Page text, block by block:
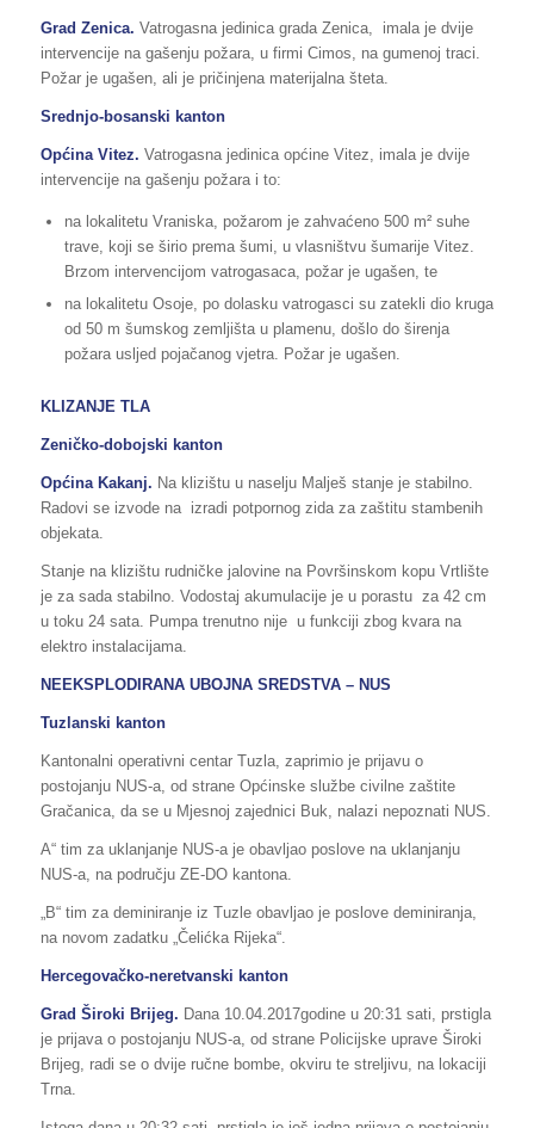
Grad Zenica. Vatrogasna jedinica grada Zenica, imala je dvije
intervencije na gašenju požara, u firmi Cimos, na gumenoj traci.
Požar je ugašen, ali je pričinjena materijalna šteta.
Srednjo-bosanski kanton
Općina Vitez. Vatrogasna jedinica općine Vitez, imala je dvije
intervencije na gašenju požara i to:
na lokalitetu Vraniska, požarom je zahvaćeno 500 m² suhe
trave, koji se širio prema šumi, u vlasništvu šumarije Vitez.
Brzom intervencijom vatrogasaca, požar je ugašen, te
na lokalitetu Osoje, po dolasku vatrogasci su zatekli dio kruga
od 50 m šumskog zemljišta u plamenu, došlo do širenja
požara usljed pojačanog vjetra. Požar je ugašen.
KLIZANJE TLA
Zeničko-dobojski kanton
Općina Kakanj. Na klizištu u naselju Malješ stanje je stabilno.
Radovi se izvode na izradi potpornog zida za zaštitu stambenih
objekata.
Stanje na klizištu rudničke jalovine na Površinskom kopu Vrtlište
je za sada stabilno. Vodostaj akumulacije je u porastu za 42 cm
u toku 24 sata. Pumpa trenutno nije u funkciji zbog kvara na
elektro instalacijama.
NEEKSPLODIRANA UBOJNA SREDSTVA – NUS
Tuzlanski kanton
Kantonalni operativni centar Tuzla, zaprimio je prijavu o
postojanju NUS-a, od strane Općinske službe civilne zaštite
Gračanica, da se u Mjesnoj zajednici Buk, nalazi nepoznati NUS.
A“ tim za uklanjanje NUS-a je obavljao poslove na uklanjanju
NUS-a, na području ZE-DO kantona.
„B“ tim za deminiranje iz Tuzle obavljao je poslove deminiranja,
na novom zadatku „Čelićka Rijeka“.
Hercegovačko-neretvanski kanton
Grad Široki Brijeg. Dana 10.04.2017godine u 20:31 sati, prstigla
je prijava o postojanju NUS-a, od strane Policijske uprave Široki
Brijeg, radi se o dvije ručne bombe, okviru te streljivu, na lokaciji
Trna.